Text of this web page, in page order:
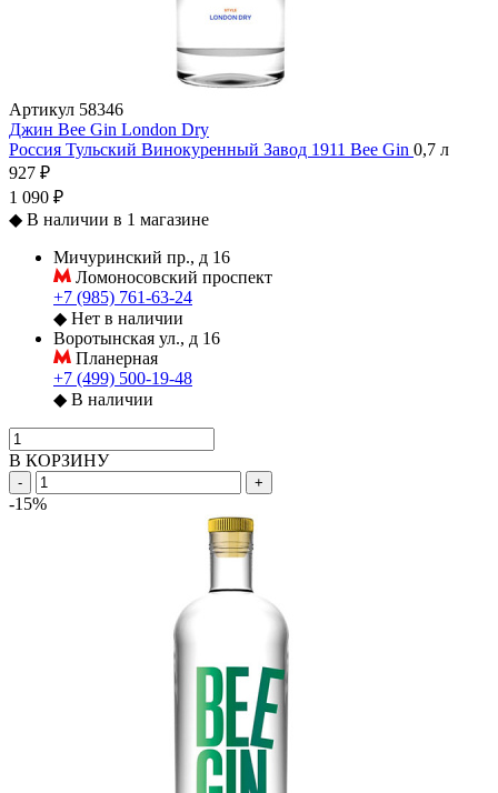
Артикул 58346
Джин Bee Gin London Dry
Россия Тульский Винокуренный Завод 1911 Bee Gin 0,7 л
927 ₽
1 090 ₽
◆ В наличии в 1 магазине
Мичуринский пр., д 16
Ломоносовский проспект
+7 (985) 761-63-24
◆ Нет в наличии
Воротынская ул., д 16
Планерная
+7 (499) 500-19-48
◆ В наличии
В КОРЗИНУ
- +
-15%